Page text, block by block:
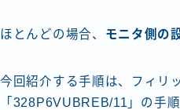
ほとんどの場合、 モニタ側の
今回紹介する手順は、フィリ
「328P6VUBREB/11」の手